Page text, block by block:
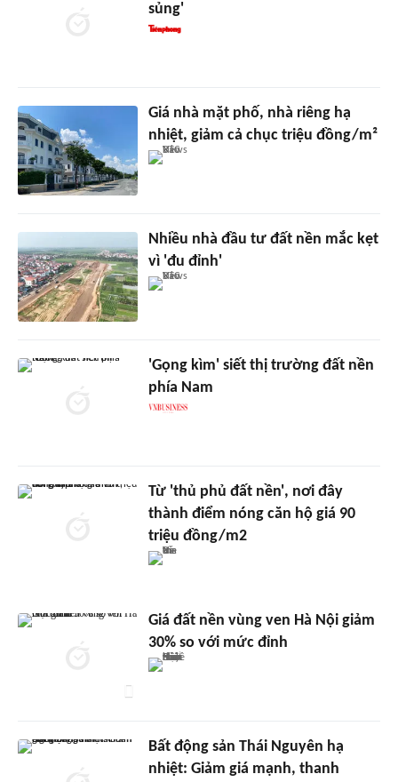
sủng'
Giá nhà mặt phố, nhà riêng hạ
nhiệt, giảm cả chục triệu đồng/m²
Nhiều nhà đầu tư đất nền mắc kẹt
vì 'đu đỉnh'
'Gọng kìm' siết thị trường đất nền
phía Nam
Từ 'thủ phủ đất nền', nơi đây
thành điểm nóng căn hộ giá 90
triệu đồng/m2
Giá đất nền vùng ven Hà Nội giảm
30% so với mức đỉnh
Bất động sản Thái Nguyên hạ
nhiệt: Giảm giá mạnh, thanh